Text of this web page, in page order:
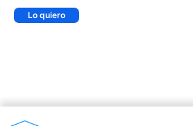
Lo quiero